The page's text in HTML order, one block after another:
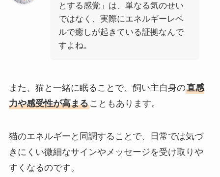
とする感覚」は、単なる気のせい
ではなく、実際にエネルギーレベ
ルで癒しが起きている証拠なんで
すよね。
また、猫と一緒に眠ることで、飼い主自身の直感
力や感受性が高まることもあります。
猫のエネルギーと同調することで、日常では気づ
きにくい微細なサインやメッセージを受け取りや
すくなるのです。